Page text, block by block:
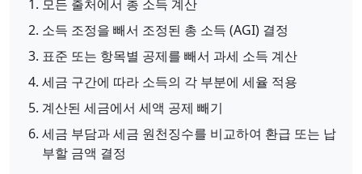
모든 출처에서 총 소득 계산
소득 조정을 빼서 조정된 총 소득 (AGI) 결정
표준 또는 항목별 공제를 빼서 과세 소득 계산
세금 구간에 따라 소득의 각 부분에 세율 적용
계산된 세금에서 세액 공제 빼기
세금 부담과 세금 원천징수를 비교하여 환급 또는 납
부할 금액 결정